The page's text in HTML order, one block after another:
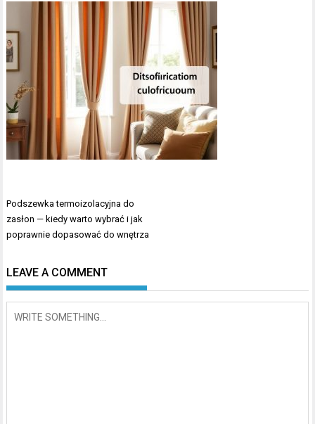
Nawigacja
wpisu
Podszewka termoizolacyjna do
zasłon — kiedy warto wybrać i jak
poprawnie dopasować do wnętrza
LEAVE A COMMENT